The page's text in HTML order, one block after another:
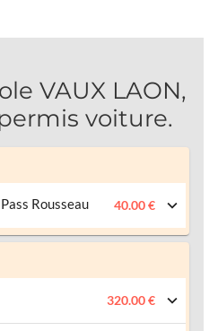
VAUX LAON,
voiture.
Rousseau 40.00 €
320.00 €